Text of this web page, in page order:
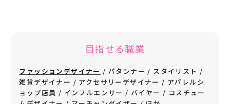
目指せる職業
ファッションデザイナー パタンナー
スタイリスト
雑貨デザイナー
アクセサリーデザイナー
アパレルシ
ョップ店員
インフルエンサー バイヤー
コスチュー